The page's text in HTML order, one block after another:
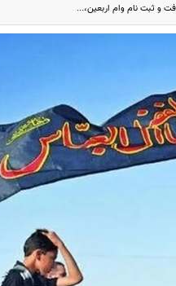
و ثبت نام وام اربعین،...